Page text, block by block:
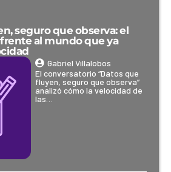
seguro que observa: el
al mundo que ya
Gabriel Villalobos
El conversatorio “Datos que
fluyen, seguro que observa”
analizó cómo la velocidad de
las…